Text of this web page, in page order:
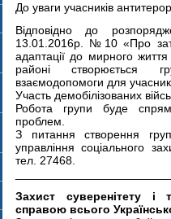
До уваги учасників
Відповідно до
13.01.2016р. №10 «Про
адаптації до мирного життя
районі створюється
взаємодопомоги для
Участь демобілізованих
Робота групи буде
проблем.
З питання створення
управління соціального
тел. 27468.
Захист суверенітету і
справою всього